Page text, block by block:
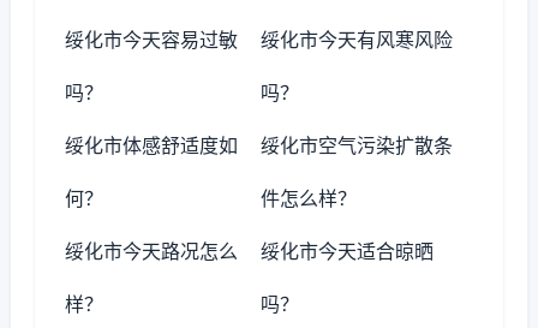
绥化市今天容易过敏
吗？
绥化市今天有风寒风险
吗？
绥化市体感舒适度如
何？
绥化市空气污染扩散条
件怎么样？
绥化市今天路况怎么
样？
绥化市今天适合晾晒
吗？